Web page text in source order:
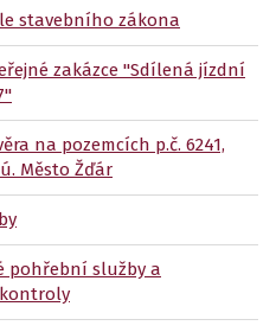
stavebního zákona
zakázce "Sdílená jízdní
na pozemcích p.č. 6241,
Město Žďár
pohřební služby a